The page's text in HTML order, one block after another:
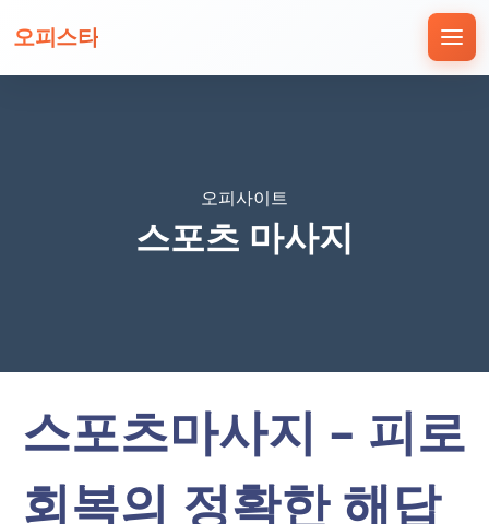
오피스타
오피사이트
스포츠 마사지
스포츠마사지 – 피로
회복의 정확한 해답